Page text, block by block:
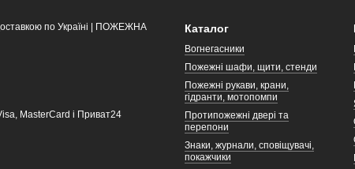
Каталог
Вогнегасники
Пожежні шафи, щити, стенди
Пожежні рукави, крани,
гідранти, мотопомпи
Протипожежні двері та
перепони
Знаки, журнали, сповіщувачі,
покажчики